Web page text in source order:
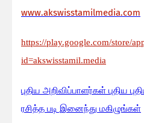
www.akswisstamilmedia.com
https://play.google.com/store/
id=akswisstamil.media
புதிய அறிவிப்பாளர்கள் புதிய
ரசித்த படி இனைந்து மகிழுங்கள்